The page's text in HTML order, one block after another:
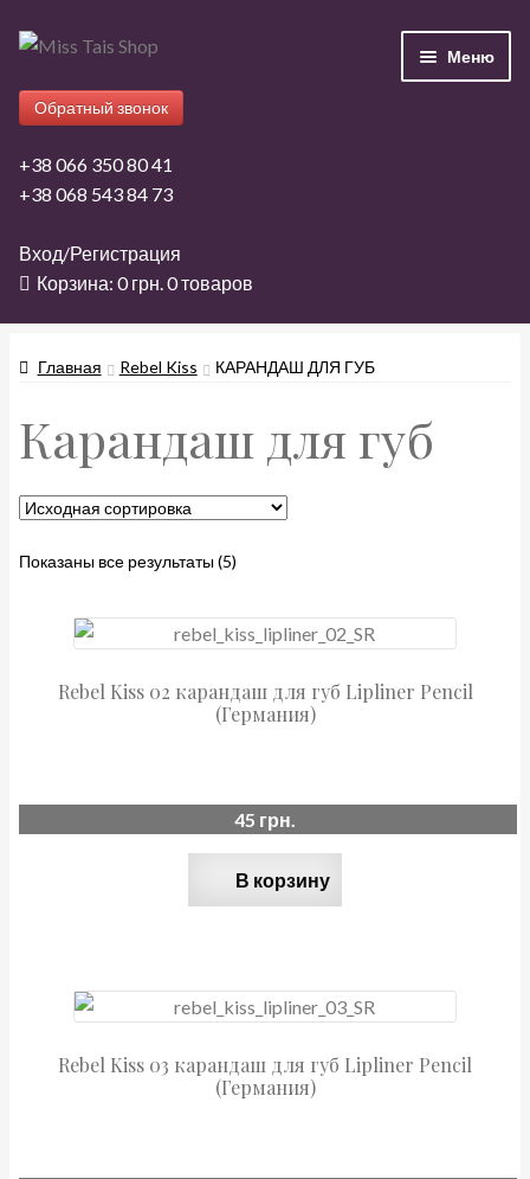
Перейти
навигации
Перейти
содержимому
Обратный звонок
+38 066 350 80 41
+38 068 543 84 73
Меню
Магазин
Дропшиппинг
Опт
Акции
Отзывы
Контакты
Вход/Регистрация
Корзина: 0грн.0 товаров
Главная Rebel Kiss КАРАНДАШ ДЛЯ ГУБ
Карандаш для губ
Показаны все результаты (5)
Rebel Kiss 02 карандаш для губ Lipliner Pencil
(Германия)
45 грн.
В корзину
Rebel Kiss 03 карандаш для губ Lipliner Pencil
(Германия)